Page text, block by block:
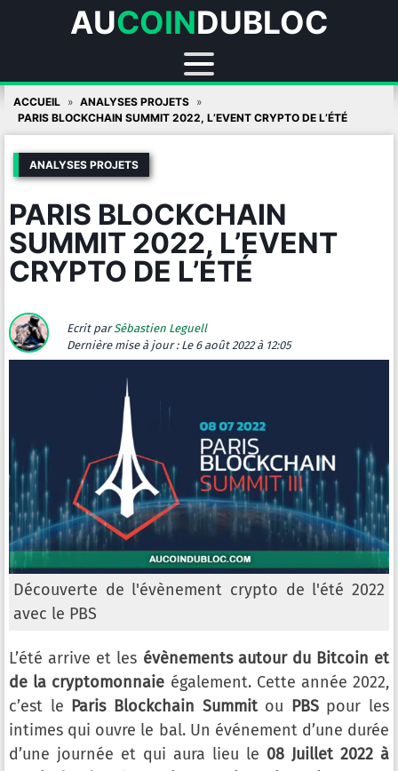
AUCOINDUBLOC
Skip
content
ACCUEIL
ANALYSES PROJETS
PARIS BLOCKCHAIN SUMMIT 2022, L’EVENT CRYPTO DE L’ÉTÉ
ANALYSES PROJETS
PARIS BLOCKCHAIN
SUMMIT 2022, L’EVENT
CRYPTO DE L’ÉTÉ
Ecrit parSébastien Leguell
Dernière mise à jour : Le 6 août 2022 à 12:05
Découverte de l'évènement crypto de l'été 2022
avec le PBS
L’été arrive et les évènements autour du Bitcoin et
de la cryptomonnaie également. Cette année 2022,
c’est le Paris Blockchain Summitou PBS pour les
intimes qui ouvre le bal. Un événement d’une durée
d’une journée et qui aura lieu le 08 Juillet 2022 à